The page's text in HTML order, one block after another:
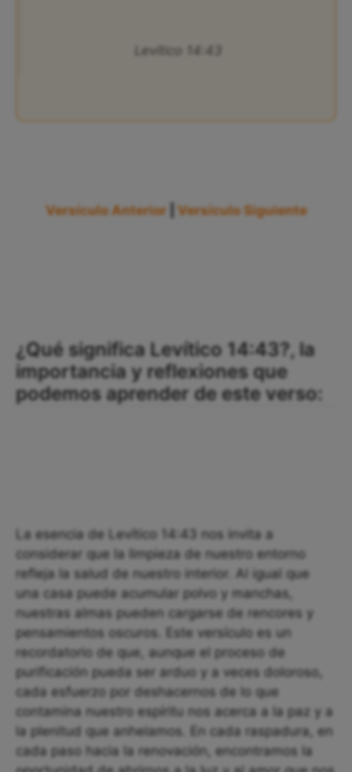
Levítico 14:43
Versículo Anterior Versículo Siguiente
¿Qué significa Levítico 14:43?, la
importancia y reflexiones que
podemos aprender de este verso:
La esencia de Levítico 14:43 nos invita a
considerar que la limpieza de nuestro entorno
refleja la salud de nuestro interior. Al igual que
una casa puede acumular polvo y manchas,
nuestras almas pueden cargarse de rencores y
pensamientos oscuros. Este versículo es un
recordatorio de que, aunque el proceso de
purificación pueda ser arduo y a veces doloroso,
cada esfuerzo por deshacernos de lo que
contamina nuestro espíritu nos acerca a la paz y a
la plenitud que anhelamos. En cada raspadura, en
cada paso hacia la renovación, encontramos la